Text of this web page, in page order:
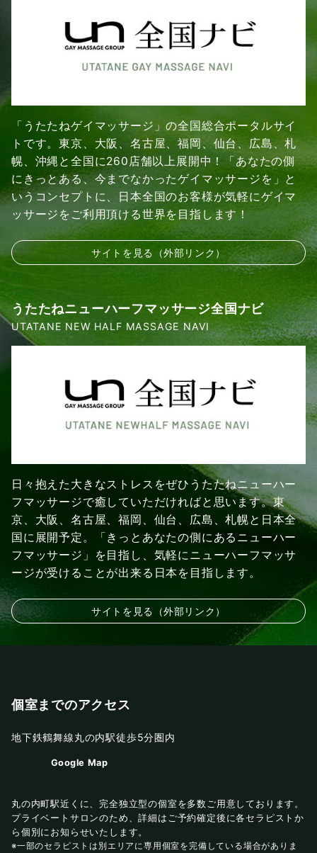
「うたたねゲイマッサージ」の全国総合ポータルサイ
トです。東京、大阪、名古屋、福岡、仙台、広島、札
幌、沖縄と全国に260店舗以上展開中！「あなたの側
にきっとある、今までなかったゲイマッサージを」と
いうコンセプトに、日本全国のお客様が気軽にゲイマ
ッサージをご利用頂ける世界を目指します！
サイトを見る（外部リンク）
うたたねニューハーフマッサージ全国ナビ
UTATANE NEW HALF MASSAGE NAVI
日々抱えた大きなストレスをぜひうたたねニューハー
フマッサージで癒していただければと思います。東
京、大阪、名古屋、福岡、仙台、広島、札幌と日本全
国に展開予定。「きっとあなたの側にあるニューハー
フマッサージ」を目指し、気軽にニューハーフマッサ
ージが受けることが出来る日本を目指します。
サイトを見る（外部リンク）
個室までのアクセス
地下鉄鶴舞線丸の内駅徒歩5分圏内
Google Map
丸の内町駅近くに、完全独立型の個室を多数ご用意しております。
プライベートサロンのため、詳細はご予約確定後に各セラピストか
ら個別にお知らせいたします。
※一部のセラピストは別エリアに専用個室を完備している場合がありま